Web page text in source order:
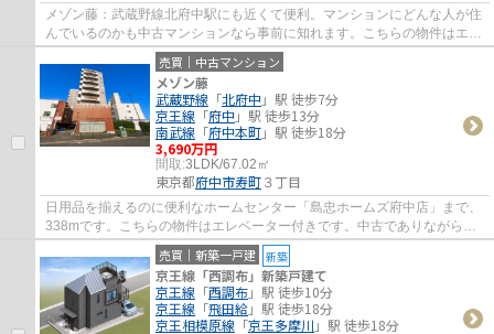
メゾン藤：武蔵野線北府中駅にも近くて便利。マンションにどんな人が住
んでいるのかも中古マンションなら事前に知れます。こちらの物件はエレ
ベーター付きです。府中市の不動産情報を...
売買｜中古マンション
メゾン藤
武蔵野線 「北府中 」駅 徒歩7分
京王線 「府中 」駅 徒歩13分
南武線 「府中本町」駅 徒歩18分
3,690万円
間取:3LDK/67.02㎡
東京都府中市寿町３丁目
日用品を揃えるのに便利なホームセンター「島忠ホームズ府中店」まで、
338mです。こちらの物件はエレベーター付きです。中古でありながら、
綺麗で機能的な設備のあるマンションです。...
売買｜新築一戸建 新築
京王線「西調布」新築戸建て
京王線 「西調布」駅 徒歩10分
京王線 「飛田給」駅 徒歩18分
京王相模原線 「京王多摩川 」駅 徒歩18分